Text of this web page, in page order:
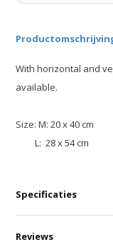
With horizontal and
available.
Size: M: 20 x 40 cm
L: 28 x 54 cm
Specificaties
Reviews